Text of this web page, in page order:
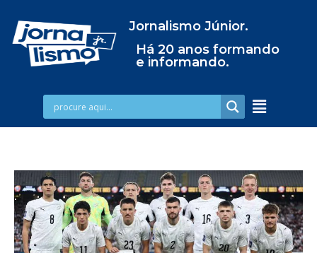
Jornalismo Júnior.
Há 20 anos formando
e informando.